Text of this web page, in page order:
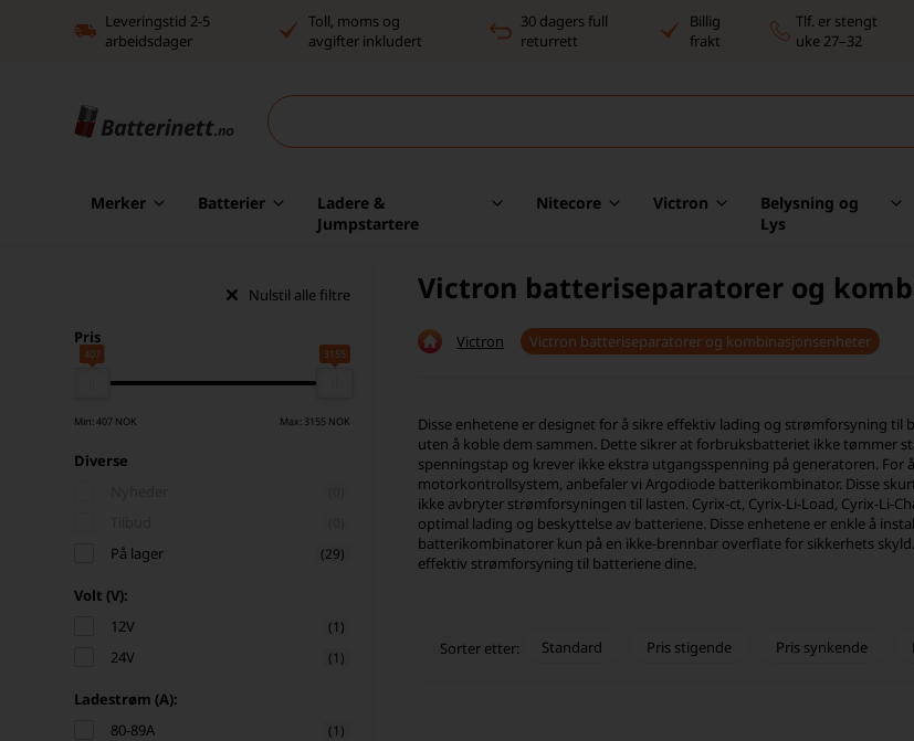
Leveringstid 2-5
arbeidsdager
Toll, moms og
avgifter inkludert
30 dagers full
returrett
Billig
frakt
Tlf. er stengt
uke 27–32
Merker Batterier
Ladere &
Jumpstartere
Nitecore Victron
Belysning og
Lys
Nulstil alle filtre
Pris
407 3155
Min: 407 NOK Max: 3155 NOK
Diverse
På lager (29)
Volt (V):
12V
(1)
24V (1)
Ladestrøm (A):
80-89A
(1)
Victron batteriseparatorer og
Victron Victron batteriseparatorer og kombinasjonsenheter
Disse enhetene er designet for å sikre effektiv lading og strømforsyning
uten å koble dem sammen. Dette sikrer at forbruksbatteriet ikke tømmer
spenningstap og krever ikke ekstra utgangsspenning på generatoren.
motorkontrollsystem, anbefaler vi Argodiode batterikombinator. Disse
ikke avbryter strømforsyningen til lasten. Cyrix-ct, Cyrix-Li-Load, Cyrix-Li-
optimal lading og beskyttelse av batteriene. Disse enhetene er enkle å
batterikombinatorer kun på en ikke-brennbar overflate for sikkerhets
effektiv strømforsyning til batteriene dine.
Sorter etter: Standard Pris stigende Pris synkende